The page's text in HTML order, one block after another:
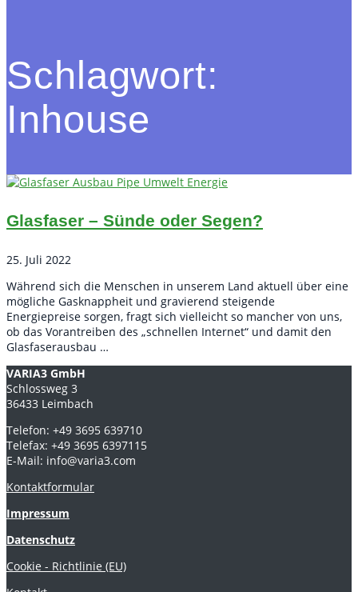
Schlagwort:
Inhouse
Glasfaser – Sünde oder Segen?
25. Juli 2022
Während sich die Menschen in unserem Land aktuell über eine
mögliche Gasknappheit und gravierend steigende
Energiepreise sorgen, fragt sich vielleicht so mancher von uns,
ob das Vorantreiben des „schnellen Internet“ und damit den
Glasfaserausbau …
VARIA3 GmbH
Schlossweg 3
36433 Leimbach
Telefon: +49 3695 639710
Telefax: +49 3695 6397115
E-Mail: info@varia3.com
Kontaktformular
Impressum
Datenschutz
Cookie - Richtlinie (EU)